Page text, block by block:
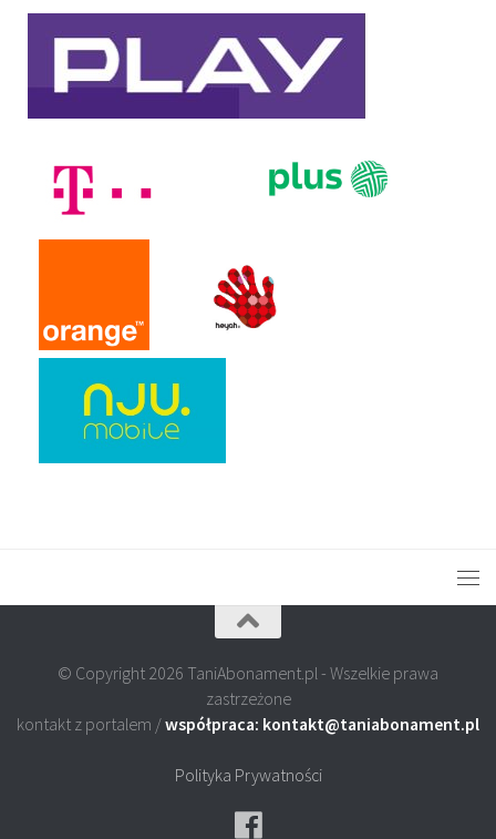
© Copyright 2026 TaniAbonament.pl - Wszelkie prawa
zastrzeżone
kontakt z portalem /współpraca: kontakt@taniabonament.pl
Polityka Prywatności